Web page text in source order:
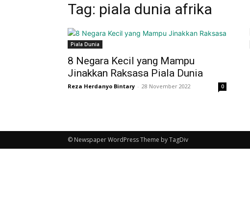
Tag: piala dunia afrika
Piala Dunia
8 Negara Kecil yang Mampu
Jinakkan Raksasa Piala Dunia
Reza Herdanyo Bintary - 28 November 2022 0
© Newspaper WordPress Theme by TagDiv